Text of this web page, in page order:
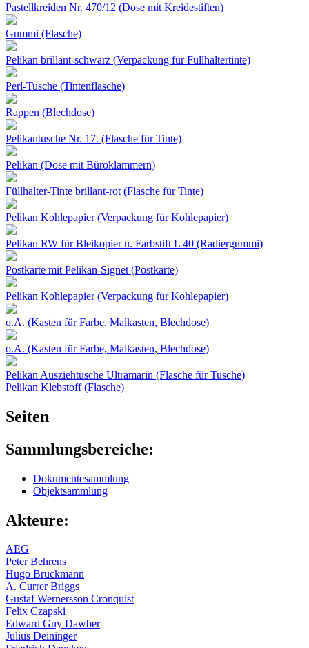
Pastellkreiden Nr. 470/12 (Dose mit Kreidestiften)
Gummi (Flasche)
Pelikan brillant-schwarz (Verpackung für Füllhaltertinte)
Perl-Tusche (Tintenflasche)
Rappen (Blechdose)
Pelikantusche Nr. 17. (Flasche für Tinte)
Pelikan (Dose mit Büroklammern)
Füllhalter-Tinte brillant-rot (Flasche für Tinte)
Pelikan Kohlepapier (Verpackung für Kohlepapier)
Pelikan RW für Bleikopier u. Farbstift L 40 (Radiergummi)
Postkarte mit Pelikan-Signet (Postkarte)
Pelikan Kohlepapier (Verpackung für Kohlepapier)
o.A. (Kasten für Farbe, Malkasten, Blechdose)
o.A. (Kasten für Farbe, Malkasten, Blechdose)
Pelikan Ausziehtusche Ultramarin (Flasche für Tusche)
Pelikan Klebstoff (Flasche)
Seiten
Sammlungsbereiche:
Dokumentesammlung
Objektsammlung
Akteure:
AEG
Peter Behrens
Hugo Bruckmann
A. Currer Briggs
Gustaf Wernersson Cronquist
Felix Czapski
Edward Guy Dawber
Julius Deininger